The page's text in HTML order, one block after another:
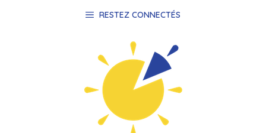
RESTEZ CONNECTÉS